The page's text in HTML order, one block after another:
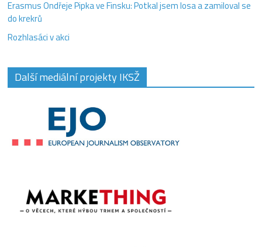
Erasmus Ondřeje Pipka ve Finsku: Potkal jsem losa a zamiloval se
do krekrů
Rozhlasáci v akci
Další mediální projekty IKSŽ